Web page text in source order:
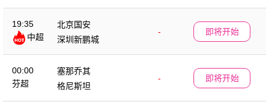
19:35
中超
北京国安
-
深圳新鹏城
即将开始
00:00
芬超
塞那乔其
-
格尼斯坦
即将开始